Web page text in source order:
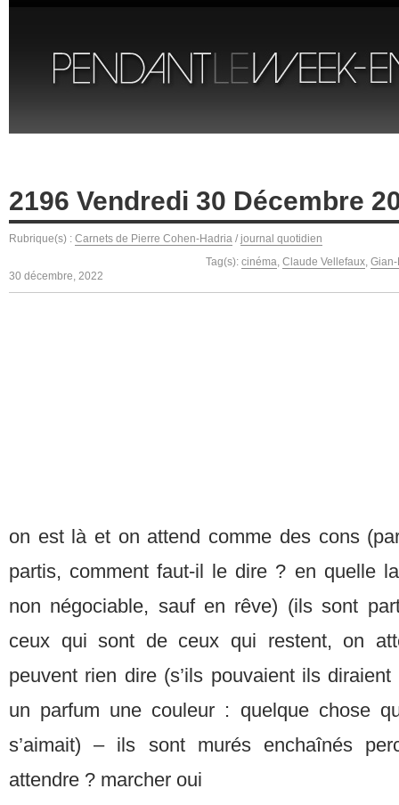
2196 Vendredi 30 Décembre
Rubrique(s) : Carnets de Pierre Cohen-Hadria / journal quotidien
Tag(s): cinéma, Claude Vellefaux, Gian-
30 décembre, 2022
on est là et on attend comme des cons
partis, comment faut-il le dire ? en quelle
non négociable, sauf en rêve) (ils sont
ceux qui sont de ceux qui restent, on
peuvent rien dire (s’ils pouvaient ils
un parfum une couleur : quelque chose
s’aimait) – ils sont murés enchaînés
attendre ? marcher oui